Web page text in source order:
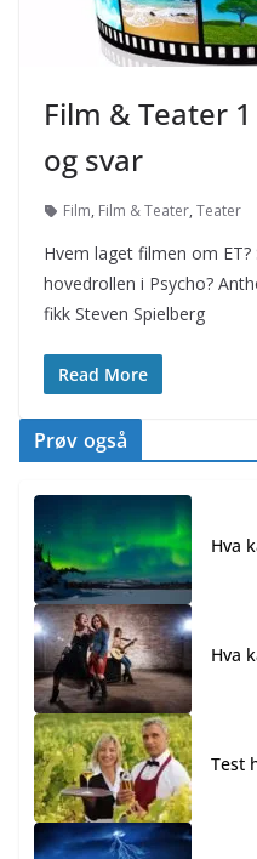
Film & Teater
og svar
Film, Film & Teater, Teater
Hvem laget filmen om
hovedrollen i Psycho?
fikk Steven Spielberg
Read More
Prøv også
Hva
Hva
Test